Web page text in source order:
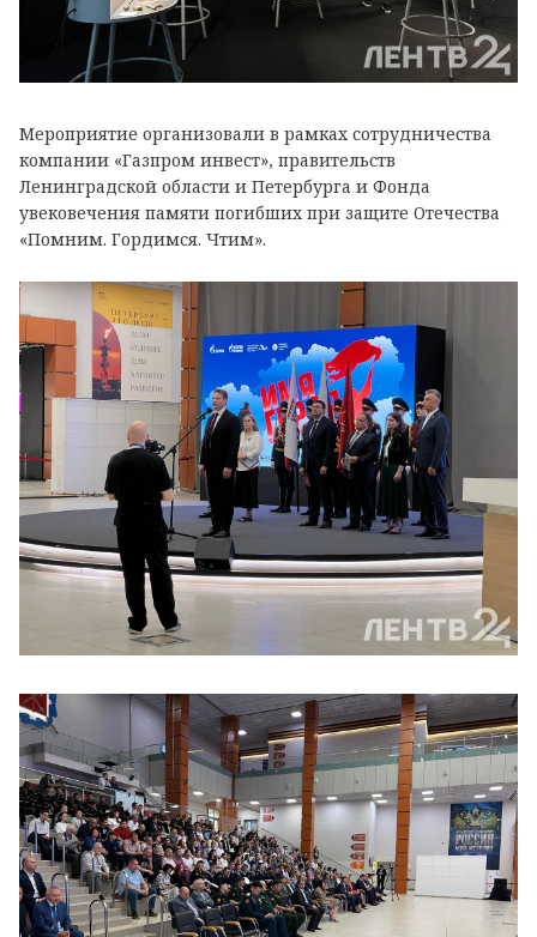
Мероприятие организовали в рамках сотрудничества
компании «Газпром инвест», правительств
Ленинградской области и Петербурга и Фонда
увековечения памяти погибших при защите Отечества
«Помним. Гордимся. Чтим».